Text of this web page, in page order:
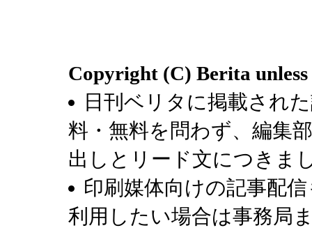
Copyright (C) Berita
日刊ベリタに掲載され
料・無料を問わず、編集
出しとリード文につきま
印刷媒体向けの記事配
利用したい場合は事務局